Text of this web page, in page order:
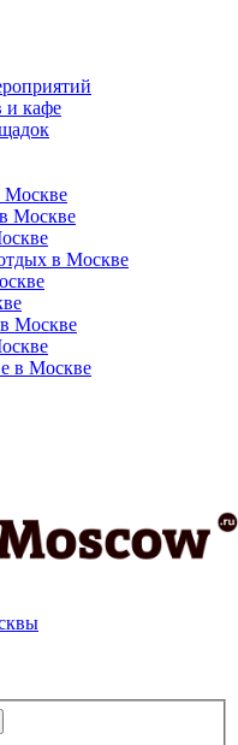
и кафе
Москве
Москве
в Москве
Москве
в Москве